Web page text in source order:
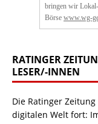
bringen wir
Börse www.wg-
RATINGER
LESER/-INNEN
Die Ratinger
digitalen Welt fort: